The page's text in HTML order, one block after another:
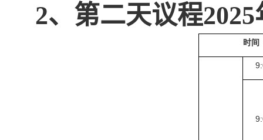
2、第二天议程2025
时间